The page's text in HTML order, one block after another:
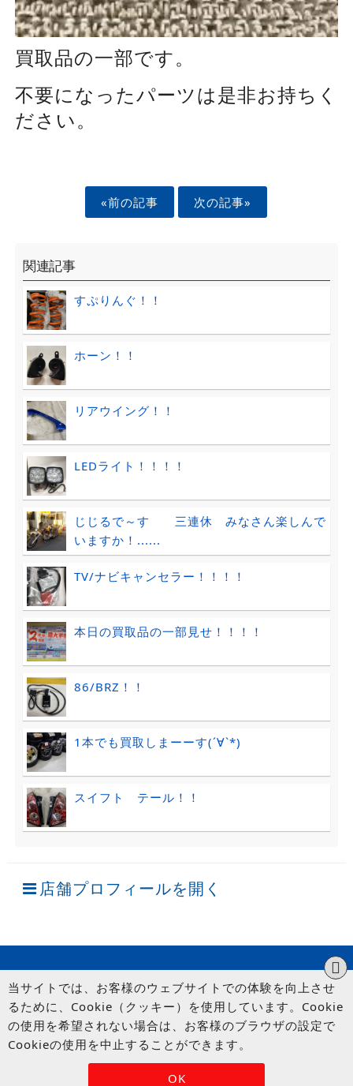
買取品の一部です。
不要になったパーツは是非お持ちく
ださい。
«前の記事 次の記事»
関連記事
すぷりんぐ！！
ホーン！！
リアウイング！！
LEDライト！！！！
じじるで～す 三連休 みなさん楽しんで
いますか！......
TV/ナビキャンセラー！！！！
本日の買取品の一部見せ！！！！
86/BRZ！！
1本でも買取しまーーす(´∀`*)
スイフト テール！！
店舗プロフィールを開く
© UP GARAGE GROUP Co., Ltd.
OK
当サイトでは、お客様のウェブサイトでの体験を向上させ
るために、Cookie（クッキー）を使用しています。Cookie
の使用を希望されない場合は、お客様のブラウザの設定で
Cookieの使用を中止することができます。